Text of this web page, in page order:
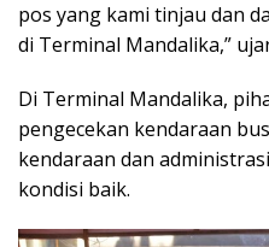
pos yang kami tinjau dan
di Terminal Mandalika,”
Di Terminal Mandalika,
pengecekan kendaraan
kendaraan dan
kondisi baik.